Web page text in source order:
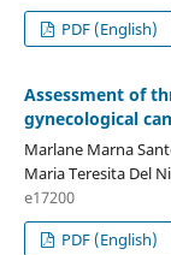
PDF (English)
Assessment of
gynecological
Marlane Marna
Maria Teresita Del
e17200
PDF (English)